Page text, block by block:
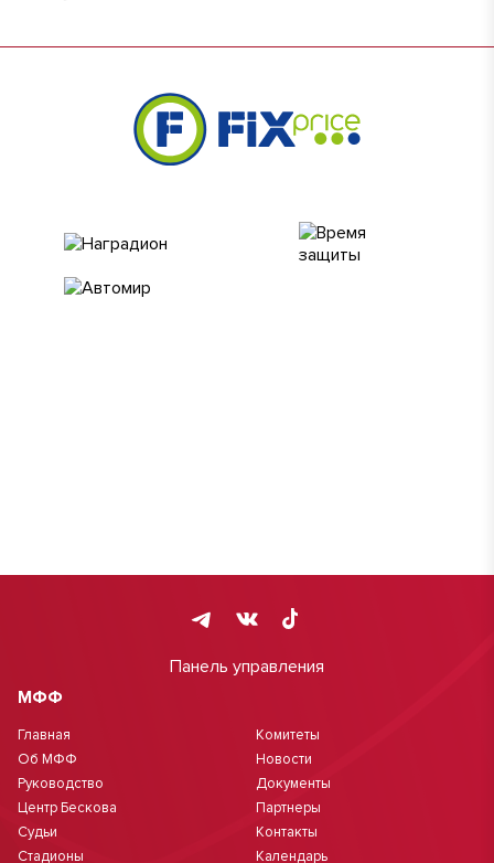
Панель управления
МФФ
Главная
Об МФФ
Руководство
Центр Бескова
Судьи
Стадионы
Комитеты
Новости
Документы
Партнеры
Контакты
Календарь